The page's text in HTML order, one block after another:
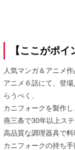
【ここがポイ
人気マンガ＆アニメ
アニメ６話にて、登
らうべく、
カニフォークを製作し
燕三条で30年以上ス
高品質な調理器具で料
カニフォークの持ち